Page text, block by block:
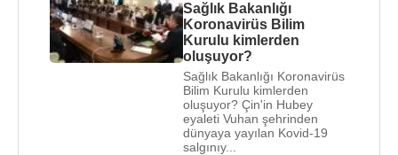
ÜniversitesiTıp Fakültesi yönetim kurulu üyesi
(Doçent temsilcisi) olarak çalıştı.
2005-2008 yılları arasında Sivas, Cumhuriyet
Üniversitesi Tıp Fakültesi Klinik Mikrobiyoloji ve
Enfeksiyon Hastalıkları Ana Bilim Dalı başkanlığı
Sağlık Bakanlığı
Koronavirüs Bilim
Kurulu kimlerden
oluşuyor?
Sağlık Bakanlığı Koronavirüs
Bilim Kurulu kimlerden
oluşuyor? Çin'in Hubey
eyaleti Vuhan şehrinden
dünyaya yayılan Kovid-19
salgınıy...